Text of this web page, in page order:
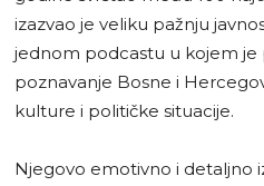
izazvao je veliku pažnju
jednom podcastu u kojem je
poznavanje Bosne i
kulture i političke situacije.
Njegovo emotivno i detaljno